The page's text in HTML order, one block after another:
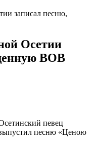
записал песню,
Осетии
ВОВ
певец
песню «Ценою